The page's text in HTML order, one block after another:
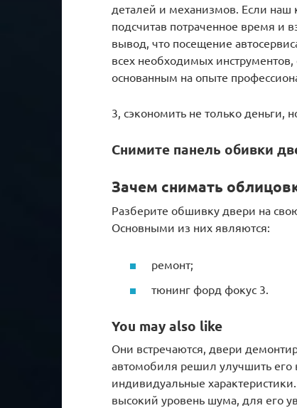
деталей и механизмов. Если наш
подсчитав потраченное время и
вывод, что посещение
всех необходимых
основанным на опыте
3, сэкономить не только деньги,
Снимите панель обивки
Зачем снимать
Разберите обшивку двери на
Основными из них являются:
ремонт;
тюнинг форд фокус 3.
You may also like
Они встречаются, двери
автомобиля решил улучшить его
индивидуальные
высокий уровень шума, для его